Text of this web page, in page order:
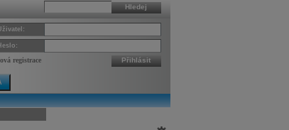
Hledej
registrace Přihlásit